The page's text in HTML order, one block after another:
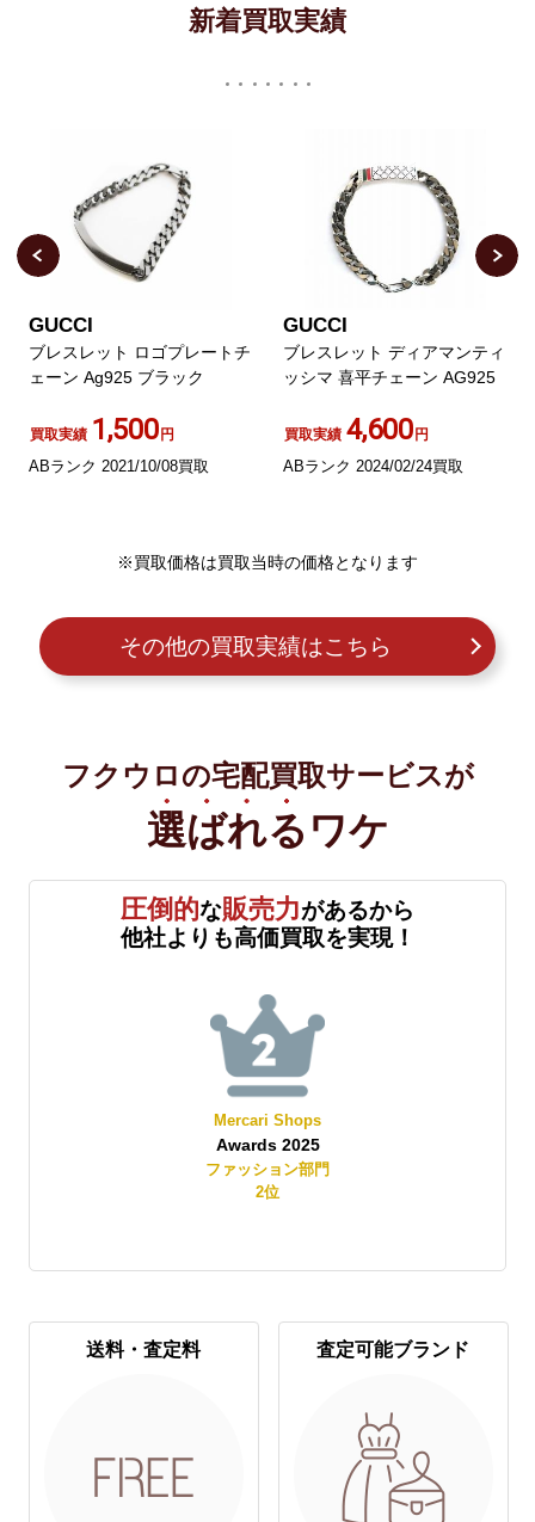
新着買取実績
GUCCI
ブレスレット ロゴプレートチ
ェーン Ag925 ブラック
買取実績 1,500円
ABランク 2021/10/08買取
GUCCI
ブレスレット ディアマンティ
ッシマ 喜平チェーン AG925
買取実績 4,600円
ABランク 2024/02/24買取
※買取価格は買取当時の価格となります
その他の買取実績はこちら
フクウロの宅配買取サービスが
選ばれる ワケ
圧倒的な販売力があるから
他社よりも高価買取を実現！
Mercari Shops
Awards 2025
ファッション部門
2位
送料・査定料 査定可能ブランド